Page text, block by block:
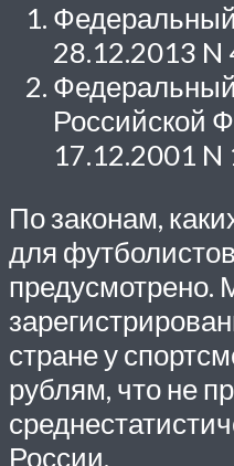
Федеральный
28.12.2013
Российской
17.12.2001
По законам,
для
стране у
рублям, что не
России.